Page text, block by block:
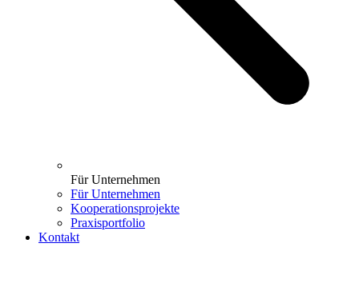
Für Unternehmen
Für Unternehmen
Kooperationsprojekte
Praxisportfolio
Kontakt